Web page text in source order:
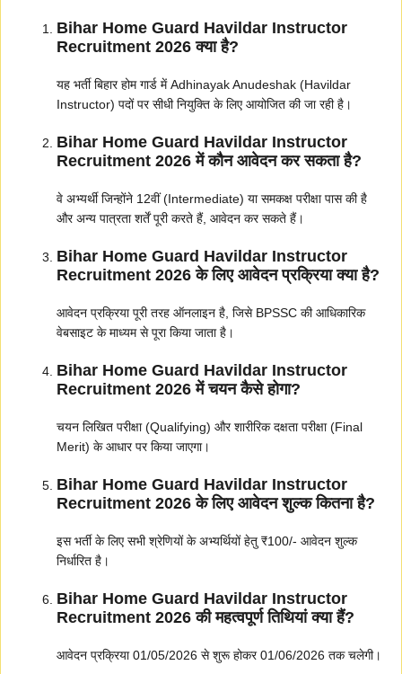
Bihar Home Guard Havildar Instructor
Recruitment 2026 क्या है?
यह भर्ती बिहार होम गार्ड में Adhinayak Anudeshak (Havildar
Instructor) पदों पर सीधी नियुक्ति के लिए आयोजित की जा रही है।
Bihar Home Guard Havildar Instructor
Recruitment 2026 में कौन आवेदन कर सकता है?
वे अभ्यर्थी जिन्होंने 12वीं (Intermediate) या समकक्ष परीक्षा पास की है
और अन्य पात्रता शर्तें पूरी करते हैं, आवेदन कर सकते हैं।
Bihar Home Guard Havildar Instructor
Recruitment 2026 के लिए आवेदन प्रक्रिया क्या है?
आवेदन प्रक्रिया पूरी तरह ऑनलाइन है, जिसे BPSSC की आधिकारिक
वेबसाइट के माध्यम से पूरा किया जाता है।
Bihar Home Guard Havildar Instructor
Recruitment 2026 में चयन कैसे होगा?
चयन लिखित परीक्षा (Qualifying) और शारीरिक दक्षता परीक्षा (Final
Merit) के आधार पर किया जाएगा।
Bihar Home Guard Havildar Instructor
Recruitment 2026 के लिए आवेदन शुल्क कितना है?
इस भर्ती के लिए सभी श्रेणियों के अभ्यर्थियों हेतु ₹100/- आवेदन शुल्क
निर्धारित है।
Bihar Home Guard Havildar Instructor
Recruitment 2026 की महत्वपूर्ण तिथियां क्या हैं?
आवेदन प्रक्रिया 01/05/2026 से शुरू होकर 01/06/2026 तक चलेगी।